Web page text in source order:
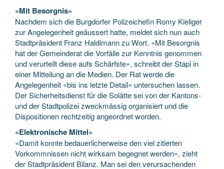
«Mit Besorgnis»
Nachdem sich die Burgdorfer Polizeichefin Romy Kieliger
zur Angelegenheit geäussert hatte, meldet sich nun auch
Stadtpräsident Franz Haldimann zu Wort. «Mit Besorgnis
hat der Gemeinderat die Vorfälle zur Kenntnis genommen
und verurteilt diese aufs Schärfste», schreibt der Stapi in
einer Mitteilung an die Medien. Der Rat werde die
Angelegenheit «bis ins letzte Detail» untersuchen lassen.
Der Sicherheitsdienst für die Solätte sei von der Kantons-
und der Stadtpolizei zweckmässig organisiert und die
Dispositionen rechtzeitig angeordnet worden.
«Elektronische Mittel»
«Damit konnte bedauerlicherweise den viel zitierten
Vorkommnissen nicht wirksam begegnet werden», zieht
der Stadtpräsident Bilanz. Man sei den verursachenden